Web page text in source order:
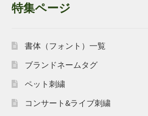
特集ページ
書体（フォント）一覧
ブランドネームタグ
ペット刺繍
コンサート&ライブ刺繍